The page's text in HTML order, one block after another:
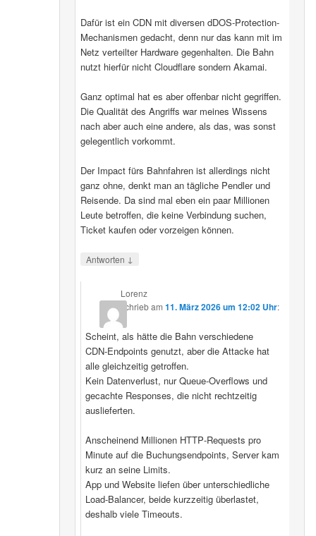
Dafür ist ein CDN mit diversen dDOS-Protection-
Mechanismen gedacht, denn nur das kann mit im
Netz verteilter Hardware gegenhalten. Die Bahn
nutzt hierfür nicht Cloudflare sondern Akamai.
Ganz optimal hat es aber offenbar nicht gegriffen.
Die Qualität des Angriffs war meines Wissens
nach aber auch eine andere, als das, was sonst
gelegentlich vorkommt.
Der Impact fürs Bahnfahren ist allerdings nicht
ganz ohne, denkt man an tägliche Pendler und
Reisende. Da sind mal eben ein paar Millionen
Leute betroffen, die keine Verbindung suchen,
Ticket kaufen oder vorzeigen können.
Antworten ↓
Lorenz
schriebam11. März 2026 um 12:02 Uhr:
Scheint, als hätte die Bahn verschiedene
CDN‑Endpoints genutzt, aber die Attacke hat
alle gleichzeitig getroffen.
Kein Datenverlust, nur Queue‑Overflows und
gecachte Responses, die nicht rechtzeitig
auslieferten.
Anscheinend Millionen HTTP‑Requests pro
Minute auf die Buchungsendpoints, Server kam
kurz an seine Limits.
App und Website liefen über unterschiedliche
Load‑Balancer, beide kurzzeitig überlastet,
deshalb viele Timeouts.